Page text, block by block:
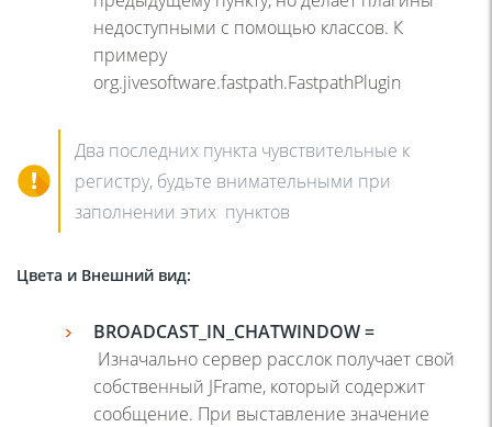
недоступными с помощью классов. К
примеру
org.jivesoftware.fastpath.FastpathPlugin
Два последних пункта чувствительные к
регистру, будьте внимательными при
заполнении этих пунктов
Цвета и Внешний вид:
BROADCAST IN CHATWINDOW=
Изначально сервер расслок получает свой
собственный JFrame, который содержит
сообщение. При выставление значение